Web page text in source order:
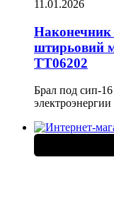
11.01.2026
Наконечник
штирьовий
ТТ06202
Брал под сип-